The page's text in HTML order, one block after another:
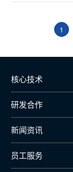
1
核心技术
研发合作
新闻资讯
员工服务